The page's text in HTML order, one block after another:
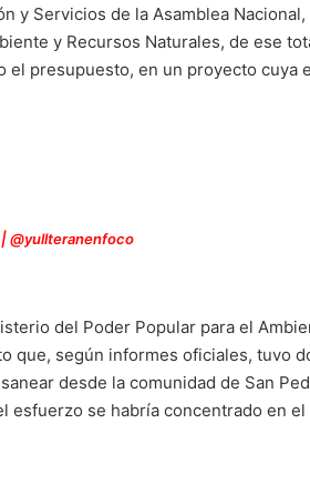
y Servicios de la Asamblea
y Recursos Naturales, de ese
el presupuesto, en un proyecto cuya
@yullteranenfoco
del Poder Popular para el
que, según informes oficiales, tuvo
desde la comunidad de San
esfuerzo se habría concentrado en